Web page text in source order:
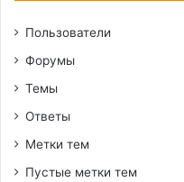
Пользователи
Форумы
Темы
Ответы
Метки тем
Пустые метки тем